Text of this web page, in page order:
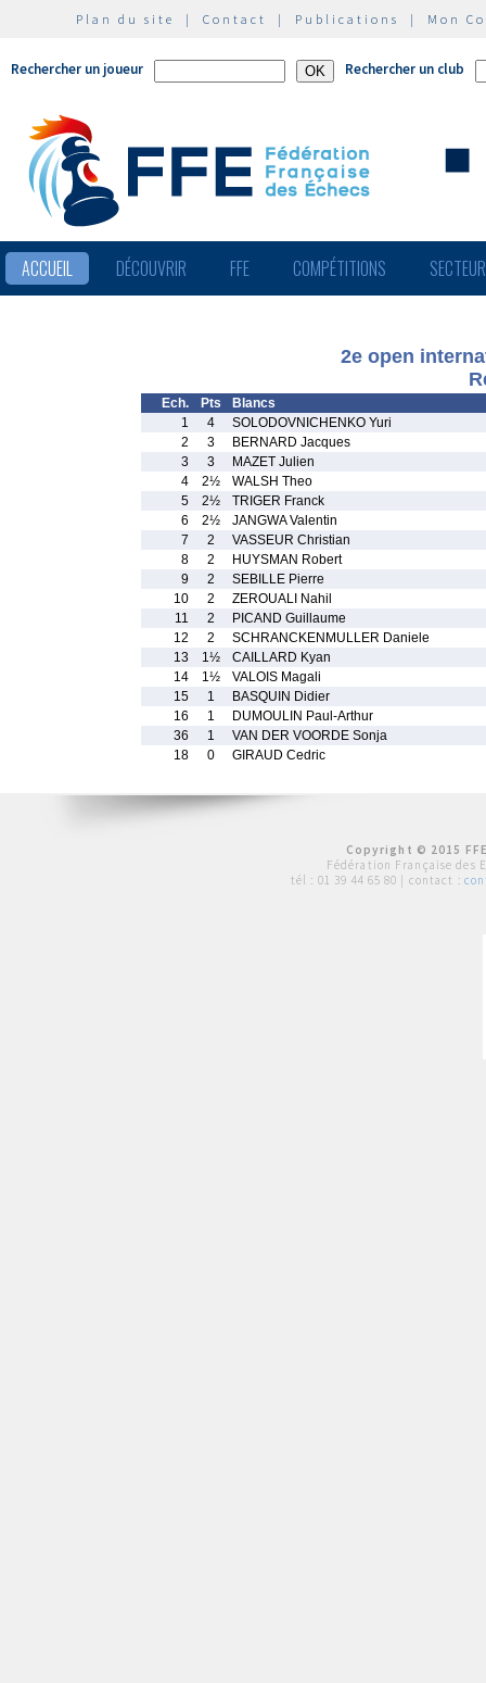
Plan du site | Contact | Publications | Mon
Rechercher un joueur Rechercher un club
ACCUEIL DÉCOUVRIR FFE COMPÉTITIONS
2e open
Ech. Pts
Blancs
1
4
SOLODOVNICHENKO Yuri
2
3
BERNARD Jacques
3
3
MAZET Julien
4
2½
WALSH Theo
5
2½
TRIGER Franck
6
2½
JANGWA Valentin
7
2
VASSEUR Christian
8
2
HUYSMAN Robert
9
2
SEBILLE Pierre
10
2
ZEROUALI Nahil
11
2
PICAND Guillaume
12
2
SCHRANCKENMULLER Daniele
13
1½
CAILLARD Kyan
14
1½
VALOIS Magali
15
1
BASQUIN Didier
16
1
DUMOULIN Paul-Arthur
36
1
VAN DER VOORDE Sonja
18
0 GIRAUD Cedric
Copyright © 2015
Fédération Française des
tél : 01 39 44 65 80 | contact :